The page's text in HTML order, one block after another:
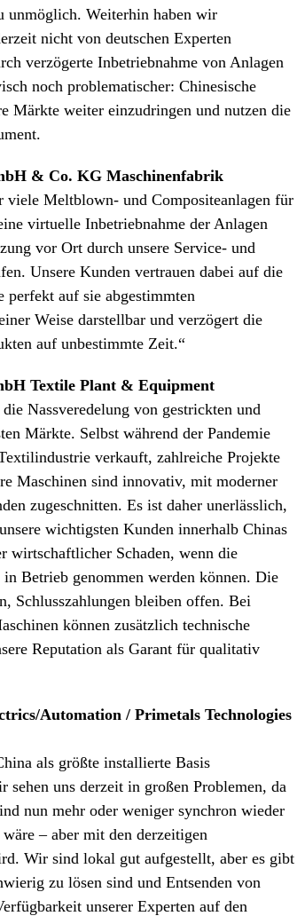
unmöglich. Weiterhin haben wir
nicht von deutschen Experten
verzögerte Inbetriebnahme von Anlagen
noch problematischer: Chinesische
Märkte weiter einzudringen und nutzen die
& Co. KG Maschinenfabrik
viele Meltblown- und Compositeanlagen für
virtuelle Inbetriebnahme der Anlagen
vor Ort durch unsere Service- und
Unsere Kunden vertrauen dabei auf die
perfekt auf sie abgestimmten
Weise darstellbar und verzögert die
auf unbestimmte Zeit.“
Textile Plant & Equipment
Nassveredelung von gestrickten und
Märkte. Selbst während der Pandemie
verkauft, zahlreiche Projekte
Maschinen sind innovativ, mit moderner
zugeschnitten. Es ist daher unerlässlich,
wichtigsten Kunden innerhalb Chinas
wirtschaftlicher Schaden, wenn die
Betrieb genommen werden können. Die
Schlusszahlungen bleiben offen. Bei
können zusätzlich technische
Reputation als Garant für qualitativ
Automation / Primetals Technologies
als größte installierte Basis
uns derzeit in großen Problemen, da
nun mehr oder weniger synchron wieder
– aber mit den derzeitigen
Wir sind lokal gut aufgestellt, aber es gibt
zu lösen sind und Entsenden von
unserer Experten auf den